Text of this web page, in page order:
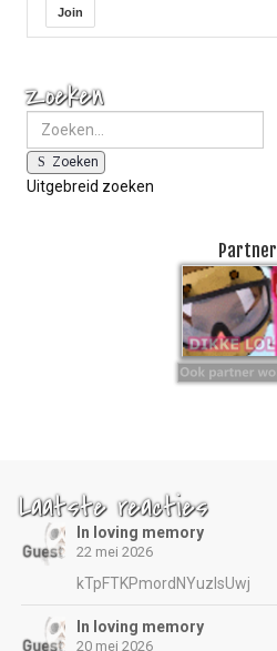
Join
Zoeken
Zoeken
Uitgebreid zoeken
Partner
Laatste reacties
In loving memory
22 mei 2026
kTpFTKPmordNYuzIsUwj
In loving memory
20 mei 2026